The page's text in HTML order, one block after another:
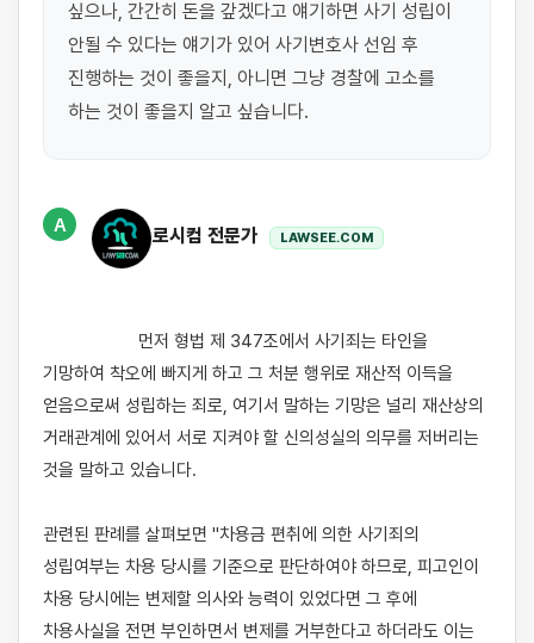
싶으나, 간간히 돈을 갚겠다고 얘기하면 사기 성립이
안될 수 있다는 얘기가 있어 사기변호사 선임 후
진행하는 것이 좋을지, 아니면 그냥 경찰에 고소를
하는 것이 좋을지 알고 싶습니다.
A
로시컴 전문가 LAWSEE.COM
기망하여 착오에 빠지게 하고 그 처분 행위로 재산적 이득을
얻음으로써 성립하는 죄로, 여기서 말하는 기망은 널리 재산상의
거래관계에 있어서 서로 지켜야 할 신의성실의 의무를 저버리는
것을 말하고 있습니다.
관련된 판례를 살펴보면 "차용금 편취에 의한 사기죄의
성립여부는 차용 당시를 기준으로 판단하여야 하므로, 피고인이
차용 당시에는 변제할 의사와 능력이 있었다면 그 후에
차용사실을 전면 부인하면서 변제를 거부한다고 하더라도 이는